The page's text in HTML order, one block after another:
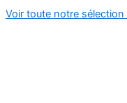
Voir toute notre sélection